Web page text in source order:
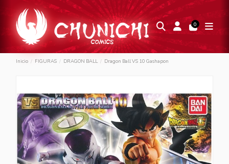
0
Inicio FIGURAS DRAGON BALL Dragon Ball VS 10 Gashapon